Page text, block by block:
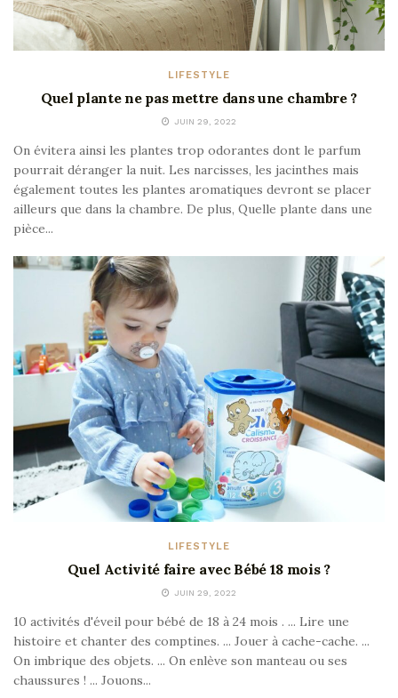
LIFESTYLE
Quel plante ne pas mettre dans une chambre ?
JUIN 29, 2022
On évitera ainsi les plantes trop odorantes dont le parfum
pourrait déranger la nuit. Les narcisses, les jacinthes mais
également toutes les plantes aromatiques devront se placer
ailleurs que dans la chambre. De plus, Quelle plante dans une
pièce...
LIFESTYLE
Quel Activité faire avec Bébé 18 mois ?
JUIN 29, 2022
10 activités d'éveil pour bébé de 18 à 24 mois . ... Lire une
histoire et chanter des comptines. ... Jouer à cache-cache. ...
On imbrique des objets. ... On enlève son manteau ou ses
chaussures ! ... Jouons...